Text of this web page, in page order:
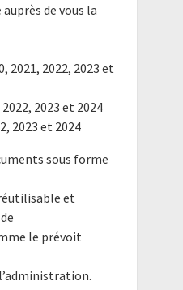
de vous la
2021, 2022, 2023 et
2023 et 2024
2023 et 2024
sous forme
et
le prévoit